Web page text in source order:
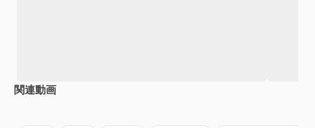
関連動画